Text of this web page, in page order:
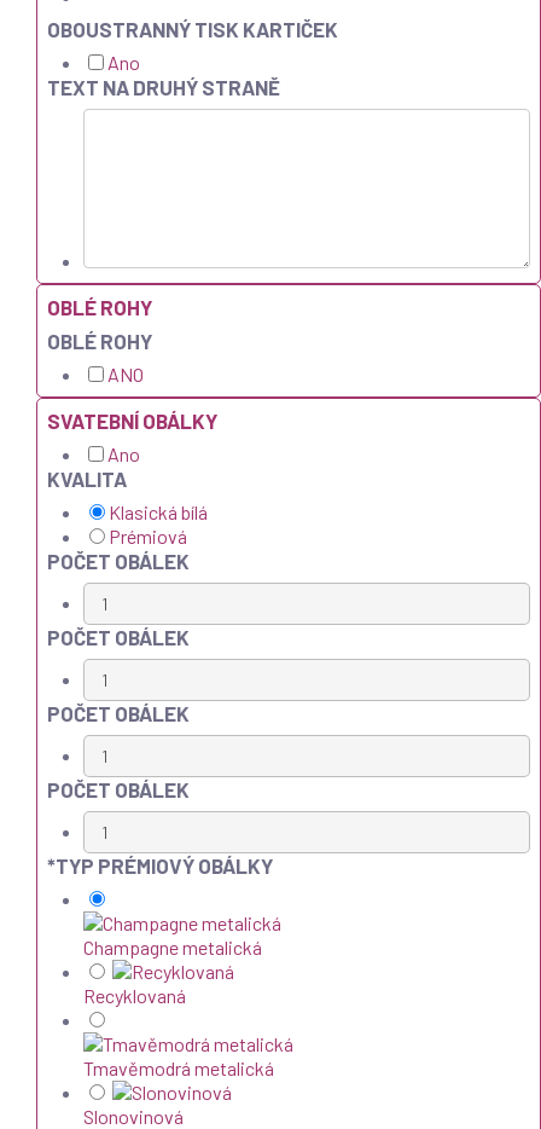
OBOUSTRANNÝ TISK KARTIČEK
Ano
TEXT NA DRUHÝ STRANĚ
OBLÉ ROHY
OBLÉ ROHY
ANO
SVATEBNÍ OBÁLKY
Ano
KVALITA
Klasická bílá
Prémiová
POČET OBÁLEK
POČET OBÁLEK
POČET OBÁLEK
POČET OBÁLEK
*TYP PRÉMIOVÝ OBÁLKY
Champagne metalická
Recyklovaná
Tmavěmodrá metalická
Slonovinová